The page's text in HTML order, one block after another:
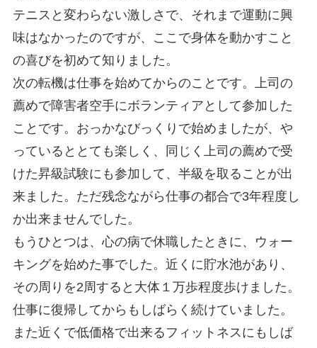
テニスと変わらない激しさで、それまで運動に興
味はなかったのですが、ここで身体を動かすこと
の喜びを初めて知りました。
次の転機は仕事を始めてからのことです。上司の
薦めで障害者空手にボランティアとして参加した
ことです。おっかなびっくりで始めましたが、や
っているととても楽しく、同じく上司の薦めで受
けた昇級試験にも参加して、半級を取ることが出
来ました。ただ残念ながら仕事の都合で3年程度し
か出来ませんでした。
もうひとつは、心の病で休職したときに、ウォー
キングを始めた事でした。近くに貯水池があり、
その周りを2周すると大体１万歩程度歩けました。
仕事に復帰してからもしばらく続けていました。
また近くで低価格で出来るフィットネスにもしば